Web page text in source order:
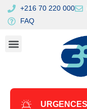
+216 70 220 000
FAQ